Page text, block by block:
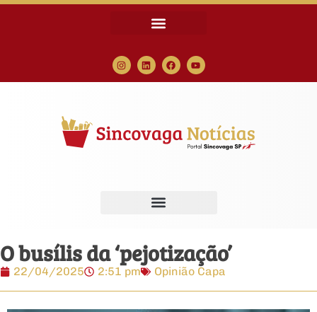
O busílis da ‘pejotização’
22/04/2025 2:51 pm Opinião Capa